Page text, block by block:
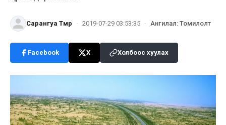
Сарангуа Төмөр · 2019-07-29 03:53:35 · Ангилал: Томилолт
Facebook X Холбоос хуулах